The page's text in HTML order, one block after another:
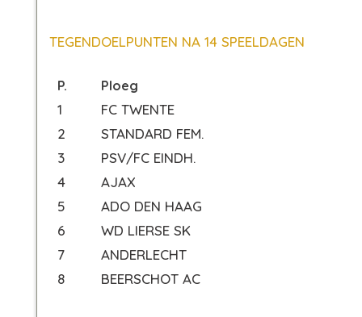
TEGENDOELPUNTEN NA 14 SPEELDAGEN
P. Ploeg
1
FC TWENTE
2
STANDARD FEM.
3
PSV/FC EINDH.
4
AJAX
5
ADO DEN HAAG
6
WD LIERSE SK
7
ANDERLECHT
8
BEERSCHOT AC